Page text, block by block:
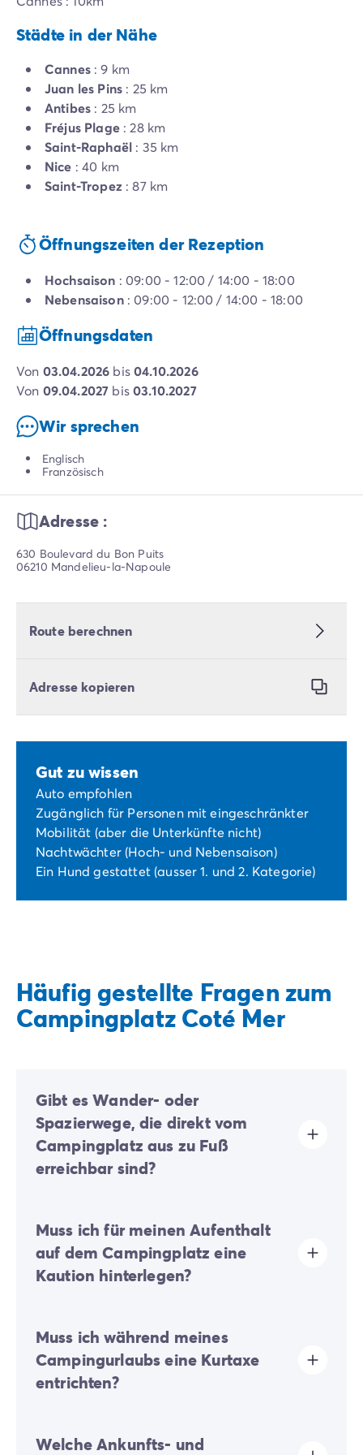
Städte in der Nähe
Cannes: 9 km
Juan les Pins : 25 km
Antibes : 25 km
Fréjus Plage: 28 km
Saint-Raphaël : 35 km
Nice : 40 km
Saint-Tropez : 87 km
Öffnungszeiten der Rezeption
Hochsaison : 09:00 - 12:00 / 14:00 - 18:00
Nebensaison: 09:00 - 12:00 / 14:00 - 18:00
Öffnungsdaten
von 03.04.2026 bis04.10.2026
von 09.04.2027 bis03.10.2027
Wir sprechen
Englisch
Französisch
Adresse :
630 Boulevard du Bon Puits
06210 Mandelieu-la-Napoule
Route berechnen
Adresse kopieren
Gut zu wissen
Auto empfohlen
Zugänglich für Personen mit eingeschränkter
Mobilität (aber die Unterkünfte nicht)
Nachtwächter (Hoch- und Nebensaison)
Ein Hund gestattet (ausser 1. und 2. Kategorie)
Häufig gestellte Fragen zum
Campingplatz Coté Mer
Gibt es Wander- oder
Spazierwege, die direkt vom
Campingplatz aus zu Fuß
erreichbar sind?
Ausgang des Campingplatzes aus zu Fuß erreichbar.
Das ist ideal, um die umliegende Natur ganz
unkompliziert an der frischen Luft zu erkunden, ohne
Ihr Fahrzeug nutzen zu müssen.
Muss ich für meinen Aufenthalt
auf dem Campingplatz eine
Kaution hinterlegen?
oder nach Ihrer Ankunft vor Ort fällig.
Muss ich während meines
Campingurlaubs eine Kurtaxe
entrichten?
erhoben. Sie müssen diese daher bei Ihrer Online-
Welche Ankunfts- und